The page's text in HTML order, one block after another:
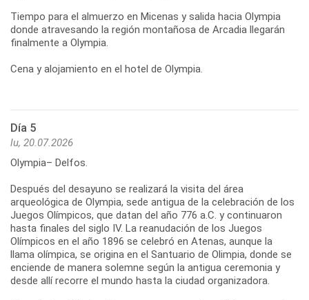
Tiempo para el almuerzo en Micenas y salida hacia Olympia
donde atravesando la región montañosa de Arcadia llegarán
finalmente a Olympia.
Cena y alojamiento en el hotel de Olympia.
Día 5
lu, 20.07.2026
Olympia– Delfos.
Después del desayuno se realizará la visita del área
arqueológica de Olympia, sede antigua de la celebración de los
Juegos Olímpicos, que datan del año 776 a.C. y continuaron
hasta finales del siglo IV. La reanudación de los Juegos
Olímpicos en el año 1896 se celebró en Atenas, aunque la
llama olímpica, se origina en el Santuario de Olimpia, donde se
enciende de manera solemne según la antigua ceremonia y
desde allí recorre el mundo hasta la ciudad organizadora.